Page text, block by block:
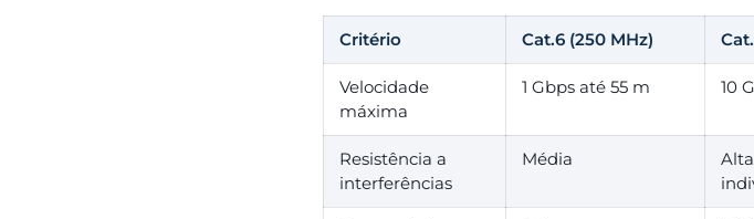
Critério Cat.6 (250 MHz)
Velocidade
máxima
1 Gbps até 55 m 10
Resistência a
interferências
Média